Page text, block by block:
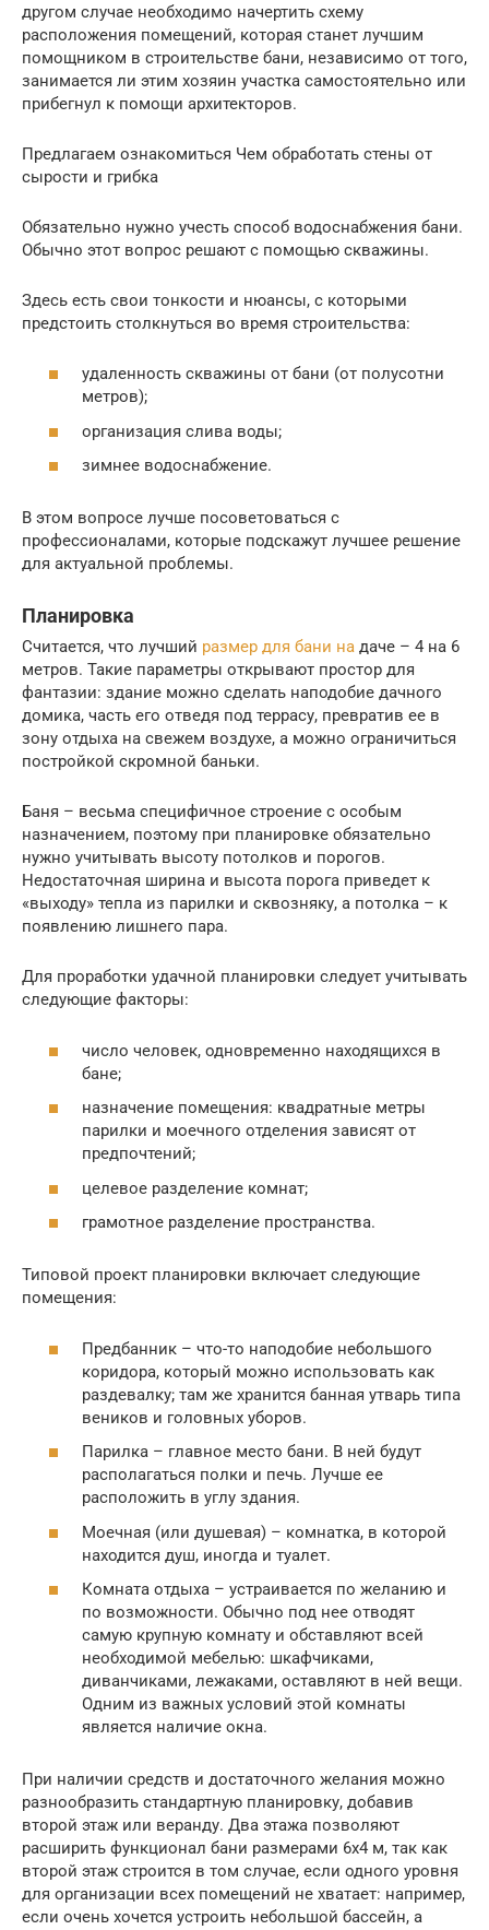
другом случае необходимо начертить схему
расположения помещений, которая станет лучшим
помощником в строительстве бани, независимо от того,
занимается ли этим хозяин участка самостоятельно или
прибегнул к помощи архитекторов.
Предлагаем ознакомиться Чем обработать стены от
сырости и грибка
Обязательно нужно учесть способ водоснабжения бани.
Обычно этот вопрос решают с помощью скважины.
Здесь есть свои тонкости и нюансы, с которыми
предстоить столкнуться во время строительства:
удаленность скважины от бани (от полусотни
метров);
организация слива воды;
зимнее водоснабжение.
В этом вопросе лучше посоветоваться с
профессионалами, которые подскажут лучшее решение
для актуальной проблемы.
Планировка
Считается, что лучший размер для бани на даче – 4 на 6
метров. Такие параметры открывают простор для
фантазии: здание можно сделать наподобие дачного
домика, часть его отведя под террасу, превратив ее в
зону отдыха на свежем воздухе, а можно ограничиться
постройкой скромной баньки.
Баня – весьма специфичное строение с особым
назначением, поэтому при планировке обязательно
нужно учитывать высоту потолков и порогов.
Недостаточная ширина и высота порога приведет к
«выходу» тепла из парилки и сквозняку, а потолка – к
появлению лишнего пара.
Для проработки удачной планировки следует учитывать
следующие факторы:
число человек, одновременно находящихся в
бане;
назначение помещения: квадратные метры
парилки и моечного отделения зависят от
предпочтений;
целевое разделение комнат;
грамотное разделение пространства.
Типовой проект планировки включает следующие
помещения:
Предбанник – что-то наподобие небольшого
коридора, который можно использовать как
раздевалку; там же хранится банная утварь типа
веников и головных уборов.
Парилка – главное место бани. В ней будут
располагаться полки и печь. Лучше ее
расположить в углу здания.
Моечная (или душевая) – комнатка, в которой
находится душ, иногда и туалет.
Комната отдыха – устраивается по желанию и
по возможности. Обычно под нее отводят
самую крупную комнату и обставляют всей
необходимой мебелью: шкафчиками,
диванчиками, лежаками, оставляют в ней вещи.
Одним из важных условий этой комнаты
является наличие окна.
При наличии средств и достаточного желания можно
разнообразить стандартную планировку, добавив
второй этаж или веранду. Два этажа позволяют
расширить функционал бани размерами 6х4 м, так как
второй этаж строится в том случае, если одного уровня
для организации всех помещений не хватает: например,
если очень хочется устроить небольшой бассейн, а